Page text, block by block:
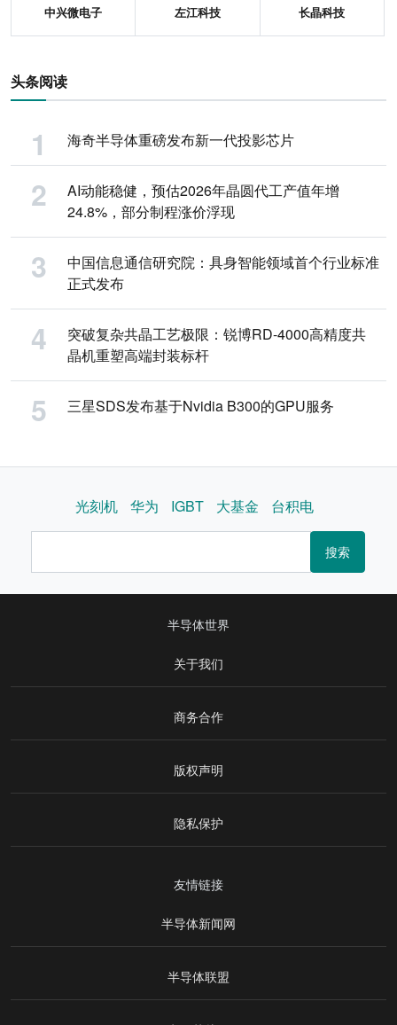
中兴微电子 左江科技 长晶科技
头条阅读
海奇半导体重磅发布新一代投影芯片
AI动能稳健，预估2026年晶圆代工产值年增
24.8%，部分制程涨价浮现
中国信息通信研究院：具身智能领域首个行业标准
正式发布
突破复杂共晶工艺极限：锐博RD-4000高精度共
晶机重塑高端封装标杆
三星SDS发布基于Nvidia B300的GPU服务
光刻机 华为 IGBT 大基金 台积电
搜索
半导体世界
关于我们
商务合作
版权声明
隐私保护
友情链接
半导体新闻网
半导体联盟